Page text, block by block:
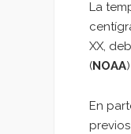
La
XX,
(NOAA)
En